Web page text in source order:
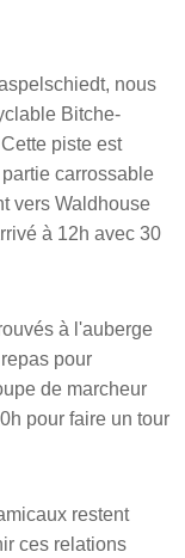
nous
Bitche-
Cette piste est
carrossable
vers Waldhouse
à 12h avec 30
à l'auberge
pour
de marcheur
pour faire un tour
restent
ces relations